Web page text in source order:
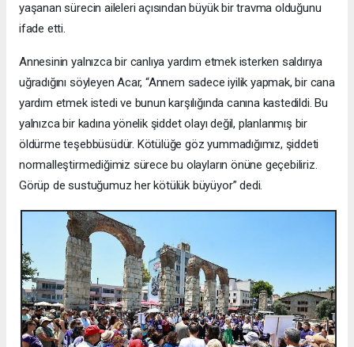
yaşanan sürecin aileleri açısından büyük bir travma olduğunu
ifade etti.
Annesinin yalnızca bir canlıya yardım etmek isterken saldırıya
uğradığını söyleyen Acar, “Annem sadece iyilik yapmak, bir cana
yardım etmek istedi ve bunun karşılığında canına kastedildi. Bu
yalnızca bir kadına yönelik şiddet olayı değil, planlanmış bir
öldürme teşebbüsüdür. Kötülüğe göz yummadığımız, şiddeti
normalleştirmediğimiz sürece bu olayların önüne geçebiliriz.
Görüp de sustuğumuz her kötülük büyüyor” dedi.